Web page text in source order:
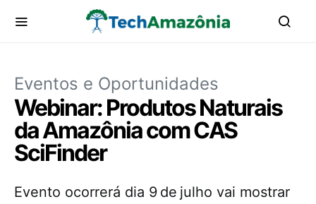
Eventos e Oportunidades
Webinar: Produtos Naturais
da Amazônia com CAS
SciFinder
Evento ocorrerá dia 9 de julho vai mostrar